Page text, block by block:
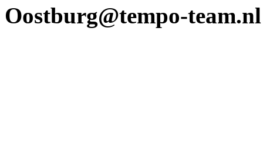
Oostburg@tempo-team.nl